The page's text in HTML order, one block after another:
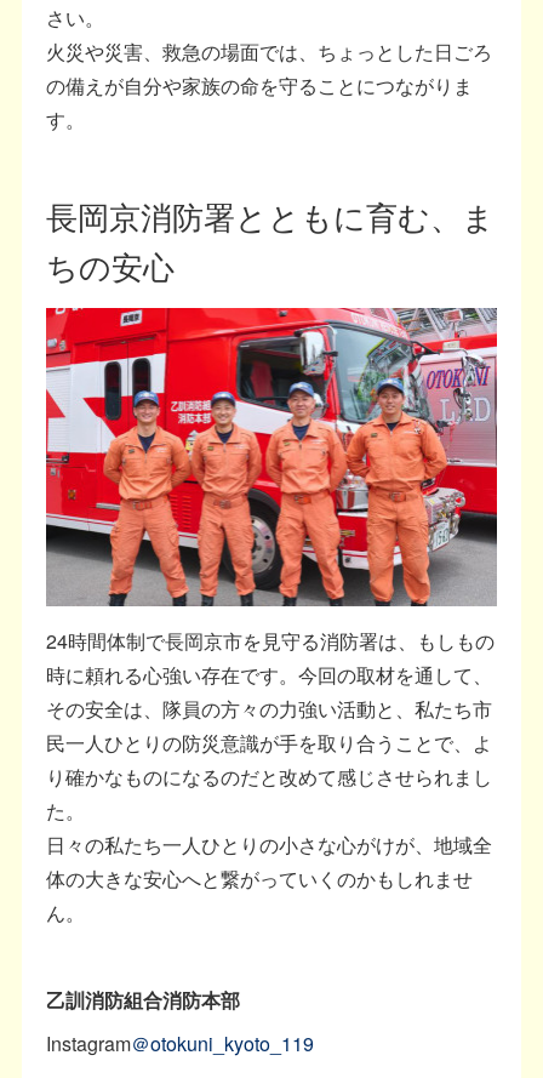
さい。
火災や災害、救急の場面では、ちょっとした日ごろ
の備えが自分や家族の命を守ることにつながりま
す。
長岡京消防署とともに育む、ま
ちの安心
24時間体制で長岡京市を見守る消防署は、もしもの
時に頼れる心強い存在です。今回の取材を通して、
その安全は、隊員の方々の力強い活動と、私たち市
民一人ひとりの防災意識が手を取り合うことで、よ
り確かなものになるのだと改めて感じさせられまし
た。
日々の私たち一人ひとりの小さな心がけが、地域全
体の大きな安心へと繋がっていくのかもしれませ
ん。
乙訓消防組合消防本部
Instagram＠otokuni_kyoto_119